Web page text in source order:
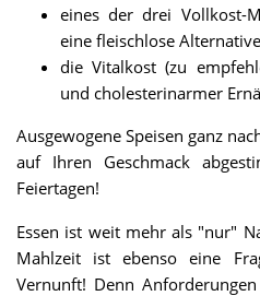
eines der drei Vollkost-
eine fleischlose
die Vitalkost (zu
und cholesterinarmer
Ausgewogene Speisen ganz
auf Ihren Geschmack
Feiertagen!
Essen ist weit mehr als "nur"
Mahlzeit ist ebenso eine
Vernunft! Denn